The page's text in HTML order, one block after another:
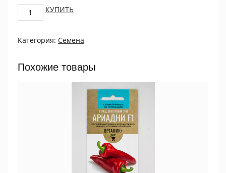
Томат
Дивиденд
ПРОЦВЕТОК
КУПИТЬ
Категория: Семена
Похожие товары